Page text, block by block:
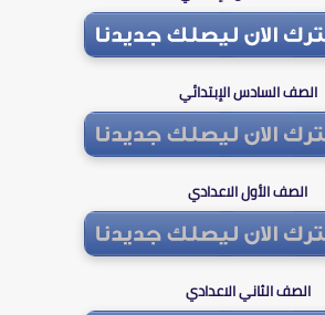
الصف السادس الإبتدائي
الصف الأول الاعدادي
الصف الثاني الاعدادي